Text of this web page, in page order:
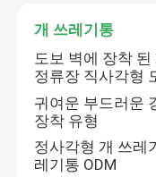
맞춤형 야외 가구
개 쓰레기통
도보 벽에 장착
정류장 직사각형
귀여운 부드러운
장착 유형
정사각형 개 쓰레
레기통 ODM